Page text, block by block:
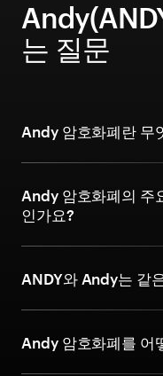
는 질문
Andy 암호화폐란 무
Andy 암호화폐의 주
인가요?
ANDY와 Andy는 같
Andy 암호화폐를 어